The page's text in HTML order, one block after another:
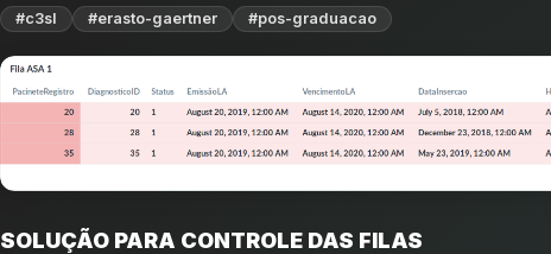
#c3sl #erasto-gaertner #pos-graduacao
SOLUÇÃO PARA CONTROLE DAS FILAS